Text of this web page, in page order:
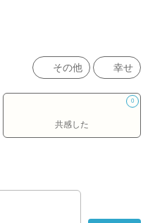
その他 幸せ
0
共感した